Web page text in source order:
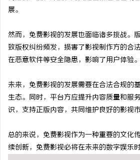
展。
然而，免费影视的发展也面临诸多挑战。
致版权纠纷频发，损害了影视制作方的合
在恶意软件等安全隐患，影响了用户体验。
未来，免费影视的发展需要在合法合规的
生态。同时，平台方应提升内容质量和服
识，支持正版内容，共同维护良好的影视市
总的来说，免费影视作为一种重要的文化
续创新，免费影视必将在未来的数字娱乐